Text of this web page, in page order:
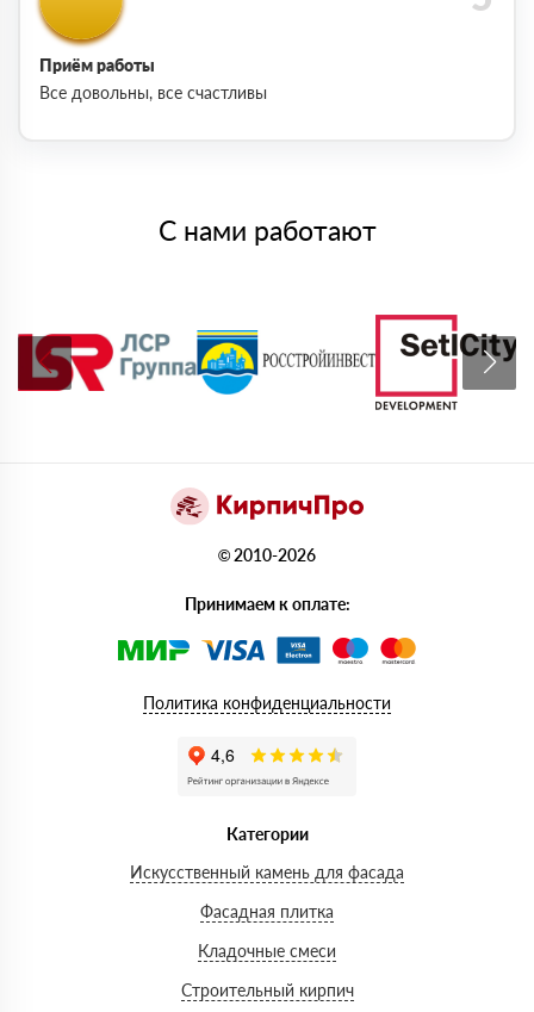
Приём работы
Все довольны, все счастливы
С нами работают
© 2010-2026
Принимаем к оплате:
Политика конфиденциальности
Категории
Искусственный камень для фасада
Фасадная плитка
Кладочные смеси
Строительный кирпич